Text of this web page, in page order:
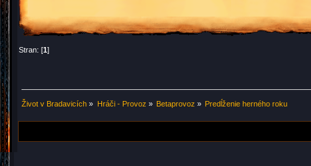
Stran: [1]
Život v Bradavicích » Hráči - Provoz » Betaprovoz » Predĺženie herného roku